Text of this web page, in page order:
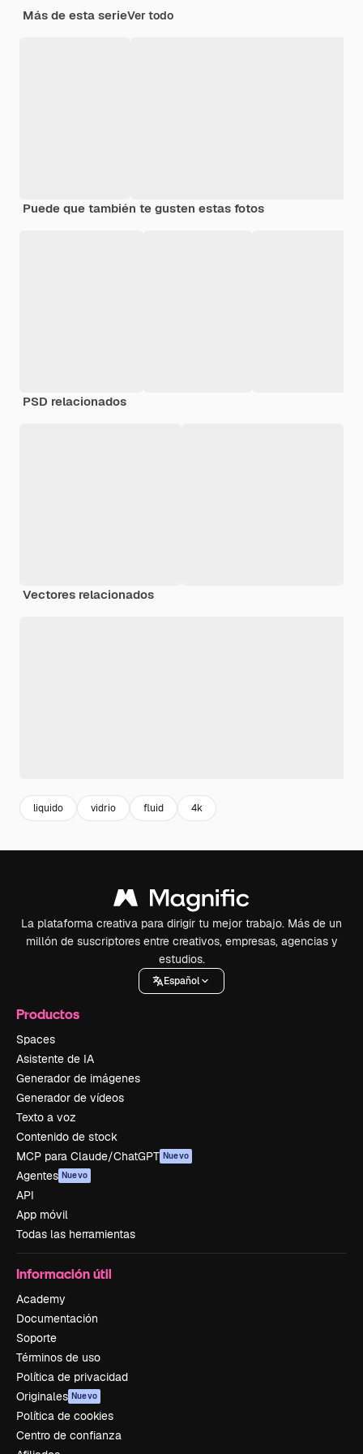
Más de esta serieVer todo
Puede que también te gusten estas fotos
PSD relacionados
Vectores relacionados
liquido vidrio fluid 4k
La plataforma creativa para dirigir tu mejor trabajo. Más de un
millón de suscriptores entre creativos, empresas, agencias y
estudios.
Español
Productos
Spaces
Asistente de IA
Generador de imágenes
Generador de vídeos
Texto a voz
Contenido de stock
MCP para Claude/ChatGPT Nuevo
Agentes Nuevo
API
App móvil
Todas las herramientas
Información útil
Academy
Documentación
Soporte
Términos de uso
Política de privacidad
Originales Nuevo
Política de cookies
Centro de confianza